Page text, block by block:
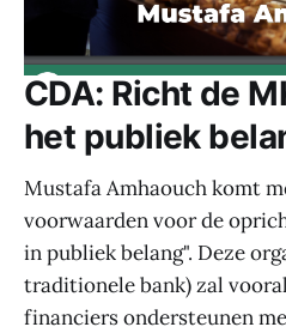
CDA: Richt de
het publiek
Mustafa Amhaouch komt
voorwaarden voor de
in publiek belang". Deze
traditionele bank) zal
financiers ondersteunen